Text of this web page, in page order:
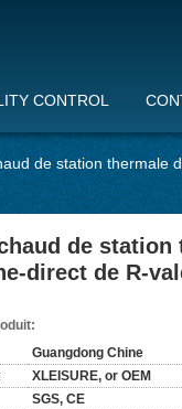
CONTROL
de station thermale
de station
direct de R-
Guangdong Chine
XLEISURE, or OEM
SGS, CE